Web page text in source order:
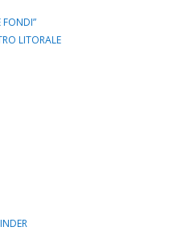
FONDI”
LITORALE